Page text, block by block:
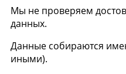
Мы не проверяем
данных.
Данные собираются
иными).